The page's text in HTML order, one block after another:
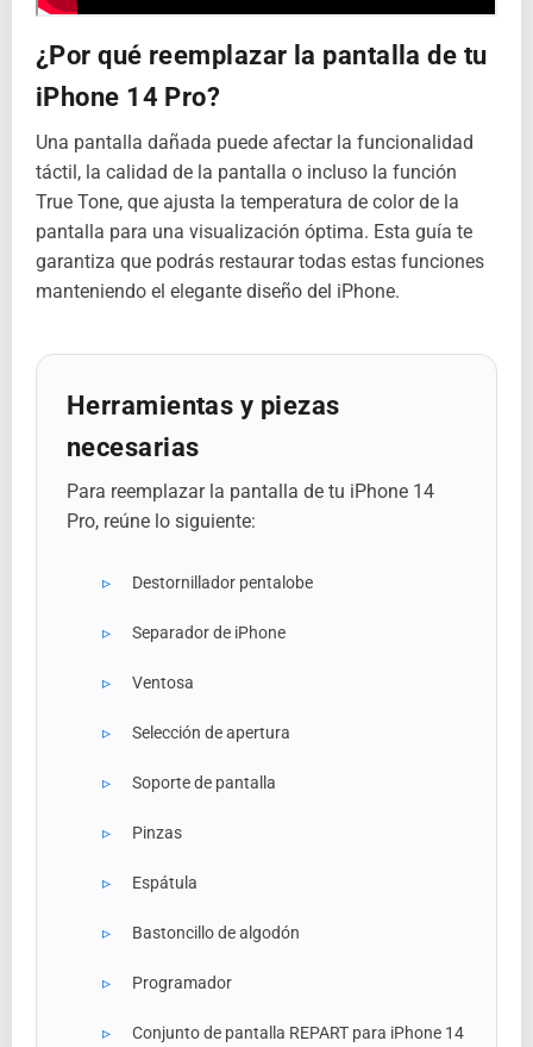
¿Por qué reemplazar la pantalla de tu
iPhone 14 Pro?
Una pantalla dañada puede afectar la funcionalidad
táctil, la calidad de la pantalla o incluso la función
True Tone, que ajusta la temperatura de color de la
pantalla para una visualización óptima. Esta guía te
garantiza que podrás restaurar todas estas funciones
manteniendo el elegante diseño del iPhone.
Herramientas y piezas
necesarias
Para reemplazar la pantalla de tu iPhone 14
Pro, reúne lo siguiente:
Destornillador pentalobe
Separador de iPhone
Ventosa
Selección de apertura
Soporte de pantalla
Pinzas
Espátula
Bastoncillo de algodón
Programador
Conjunto de pantalla REPART para iPhone 14